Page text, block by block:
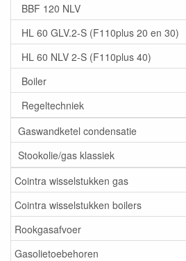
BBF 120 NLV
HL 60 GLV.2-S (F110plus 20 en 30)
HL 60 NLV 2-S (F110plus 40)
Boiler
Regeltechniek
Gaswandketel condensatie
Stookolie/gas klassiek
Cointra wisselstukken gas
Cointra wisselstukken boilers
Rookgasafvoer
Gasolietoebehoren